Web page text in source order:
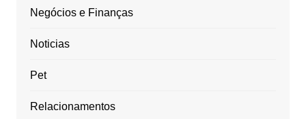
Negócios e Finanças
Noticias
Pet
Relacionamentos